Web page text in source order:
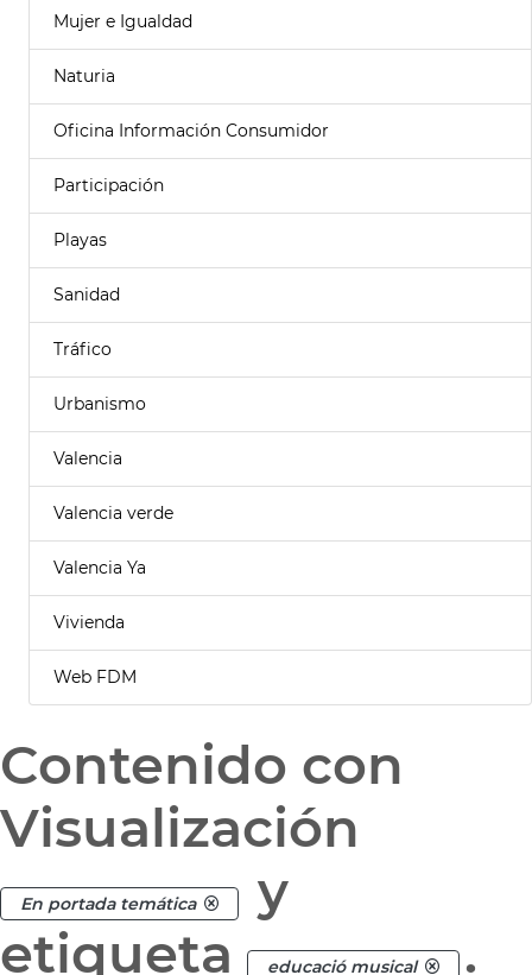
Mujer e Igualdad
Naturia
Oficina Información Consumidor
Participación
Playas
Sanidad
Tráfico
Urbanismo
Valencia
Valencia verde
Valencia Ya
Vivienda
Web FDM
Contenido con
Visualización
En portada temática
y
etiqueta
educació musical .